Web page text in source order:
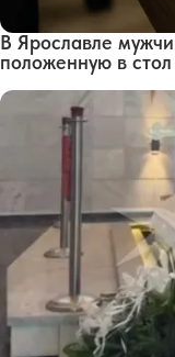
В Ярославле
положенную в стол